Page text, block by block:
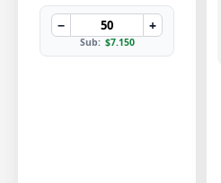
− +
Sub: $7.150